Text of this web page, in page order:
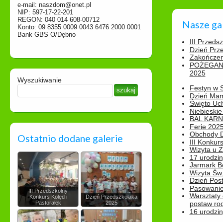
e-mail: naszdom@onet.pl
NIP: 597-17-22-201
REGON: 040 014 608-00712
Konto: 09 8355 0009 0043 6476 2000 0001
Bank GBS O/Dębno
Wyszukiwanie
Ostatnio dodane galerie
III Przedszkolny
Konkurs Kolęd i
Pastorałek
Dzień Przedszkolaka
2025
Nasze
III
Dzień
2025
Festyn w
Dzień
Święto
BAL
Ferie
Obchody
III
Wizyta u
17
Jarmark
Wizyta
Dzień
Warsztaty
postaw
16